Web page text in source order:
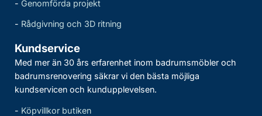
- Genomförda projekt
- Rådgivning och 3D ritning
Kundservice
Med mer än 30 års erfarenhet inom badrumsmöbler och
badrumsrenovering säkrar vi den bästa möjliga
kundservicen och kundupplevelsen.
- Köpvillkor butiken